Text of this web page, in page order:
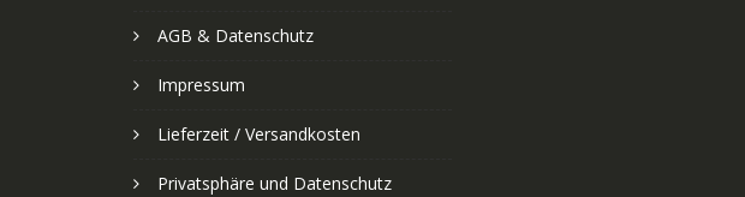
AGB & Datenschutz
Impressum
Lieferzeit / Versandkosten
Privatsphäre und Datenschutz